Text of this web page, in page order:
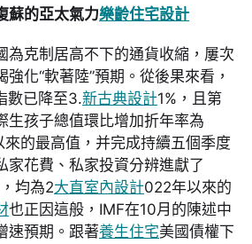
蘇的亞太氣力樂齡住宅設計
為克制居高不下的通貨收縮，屢次
化“軟著陸”預期。從後果來看，
數已降至3.新古典設計1%，且第
生孩子總值環比增加折年率為
的最高值，并完成持續五個季度
家花費、私家投資分辨進獻了
均為2大直室內設計022年以來的
也正因這般，IMF在10月的陳述中
速預期。跟著養生住宅美國債權下